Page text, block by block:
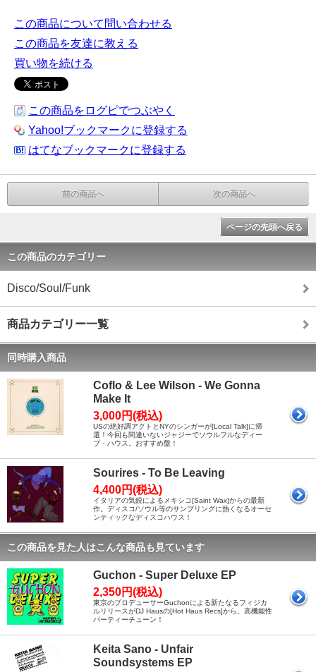
この商品について問い合わせる
この商品を友達に教える
買い物を続ける
この商品をログピでつぶやく
Yahoo!ブックマークに登録する
はてなブックマークに登録する
前の商品へ 次の商品へ
ページの先頭へ戻る
この商品のカテゴリー
Disco/Soul/Funk
商品カテゴリー一覧
同時購入商品
Coflo & Lee Wilson - We Gonna
Make It
3,000円(税込)
USの絶好調アクトとNYのシンガーが[Local Talk]に帰
還！今回も間違いないジャジーでソウルフルなディー
プ・ハウス。おすすめ盤！
Sourires - To Be Leaving
4,400円(税込)
イタリアの気鋭によるメキシコ[Saint Wax]からの最新
作。ディスコ/ソウル等のサンプリングに熱くなるオーセ
ンティックなディスコハウス！
この商品を見た人はこんな商品も見ています
Guchon - Super Deluxe EP
2,350円(税込)
東京のプロデューサーGuchonによる新たなるフィジカ
ルリリースがDJ Hausの[Hot Haus Recs]から。高機能性
パーティーチューン！
Keita Sano - Unfair
Soundsystems EP